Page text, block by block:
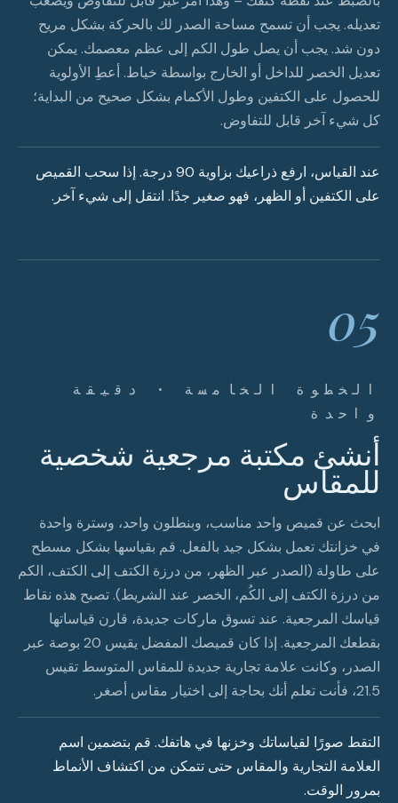
تعديله. يجب أن تسمح مساحة الصدر لك بالحركة بشكل مريح
دون شد. يجب أن يصل طول الكم إلى عظم معصمك. يمكن
تعديل الخصر للداخل أو الخارج بواسطة خياط. أعطِ الأولوية
للحصول على الكتفين وطول الأكمام بشكل صحيح من البداية؛
كل شيء آخر قابل للتفاوض.
عند القياس، ارفع ذراعيك بزاوية 90 درجة. إذا سحب القميص
على الكتفين أو الظهر، فهو صغير جدًا. انتقل إلى شيء آخر.
05
الخطوة الخامسة · دقيقة
واحدة
أنشئ مكتبة مرجعية شخصية
للمقاس
ابحث عن قميص واحد مناسب، وبنطلون واحد، وسترة واحدة
في خزانتك تعمل بشكل جيد بالفعل. قم بقياسها بشكل مسطح
على طاولة (الصدر عبر الظهر، من درزة الكتف إلى الكتف، الكم
من درزة الكتف إلى الكُم، الخصر عند الشريط). تصبح هذه نقاط
قياسك المرجعية. عند تسوق ماركات جديدة، قارن قياساتها
بقطعك المرجعية. إذا كان قميصك المفضل يقيس 20 بوصة عبر
الصدر، وكانت علامة تجارية جديدة للمقاس المتوسط تقيس
21.5، فأنت تعلم أنك بحاجة إلى اختيار مقاس أصغر.
التقط صورًا لقياساتك وخزنها في هاتفك. قم بتضمين اسم
العلامة التجارية والمقاس حتى تتمكن من اكتشاف الأنماط
بمرور الوقت.